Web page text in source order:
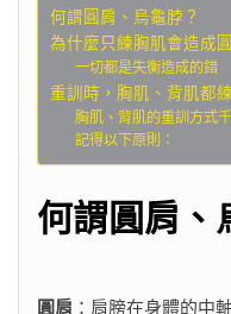
何謂圓肩、烏龜脖？
為什麼只練胸肌會造成
一切都是失衡造成的錯
重訓時，胸肌、背肌都
胸肌、背肌的重訓方式
記得以下原則：
何謂圓肩、
圓肩 ：肩膀在身體的中